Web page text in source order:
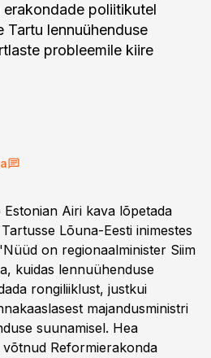
poliitikutel
Tartu lennuühenduse
probleemile kiire
Airi kava lõpetada
Lõuna-Eesti inimestes
on regionaalminister Siim
kuidas lennuühenduse
rongiliiklust, justkui
majandusministri
suunamisel. Hea
Reformierakonda